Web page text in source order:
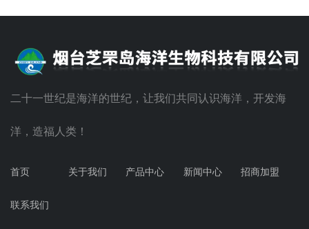
二十一世纪是海洋的世纪，让我们共同认识海洋，开发海
洋，造福人类！
首页 关于我们 产品中心 新闻中心 招商加盟
联系我们